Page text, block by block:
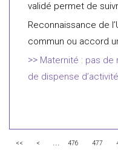
validé permet de
Reconnaissance de
commun ou accord
Maternité : pas
de dispense d’activité
<< < ... 476 477